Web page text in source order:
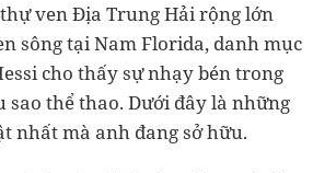
ven Địa Trung Hải rộng lớn
sông tại Nam Florida, danh mục
cho thấy sự nhạy bén trong
sao thể thao. Dưới đây là những
nhất mà anh đang sở hữu.